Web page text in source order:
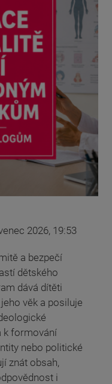
2026, 19:53
a bezpečí
dětského
dává dítěti
věk a posiluje
k formování
nebo politické
znát obsah,
i